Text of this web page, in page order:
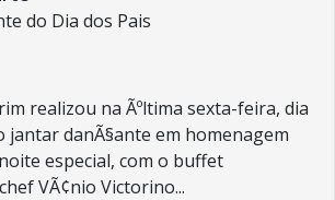
do Dia dos Pais
realizou na Ãºltima sexta-feira, dia
jantar danÃ§ante em homenagem
especial, com o buffet
VÃ¢nio Victorino...